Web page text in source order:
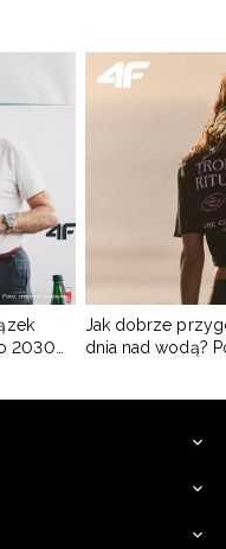
2030
Jak dobrze
dnia nad wodą?